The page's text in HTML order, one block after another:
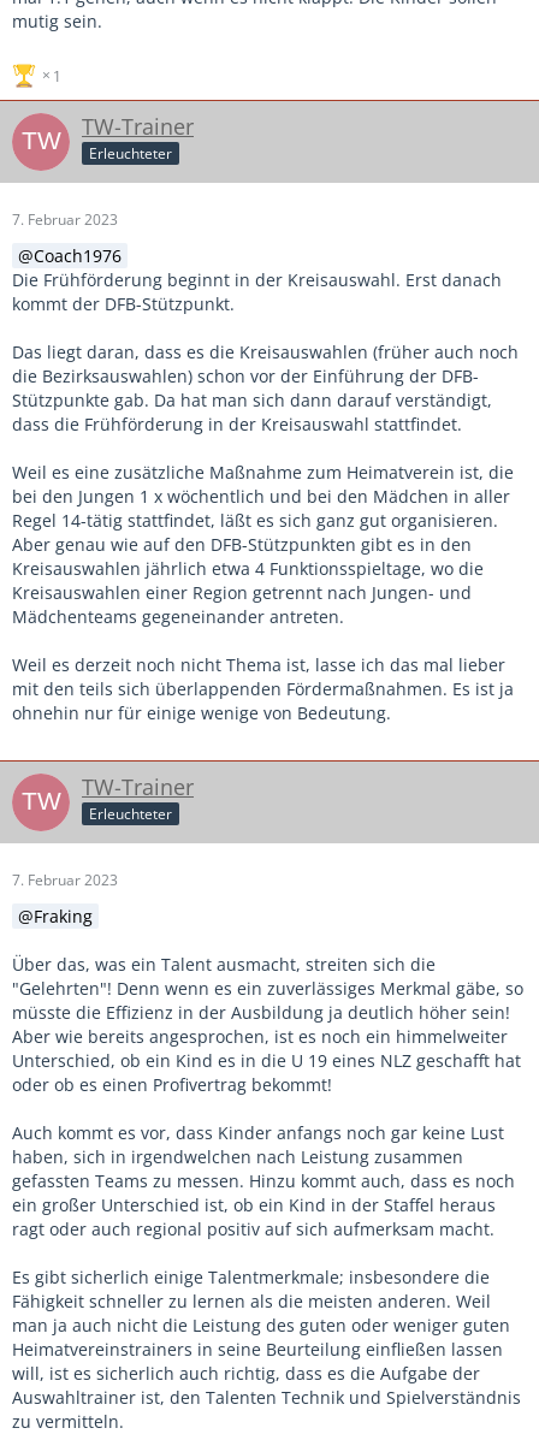
mutig sein.
1
TW-Trainer
Erleuchteter
7. Februar 2023
Coach1976
Die Frühförderung beginnt in der Kreisauswahl. Erst danach
kommt der DFB-Stützpunkt.
Das liegt daran, dass es die Kreisauswahlen (früher auch noch
die Bezirksauswahlen) schon vor der Einführung der DFB-
Stützpunkte gab. Da hat man sich dann darauf verständigt,
dass die Frühförderung in der Kreisauswahl stattfindet.
Weil es eine zusätzliche Maßnahme zum Heimatverein ist, die
bei den Jungen 1 x wöchentlich und bei den Mädchen in aller
Regel 14-tätig stattfindet, läßt es sich ganz gut organisieren.
Aber genau wie auf den DFB-Stützpunkten gibt es in den
Kreisauswahlen jährlich etwa 4 Funktionsspieltage, wo die
Kreisauswahlen einer Region getrennt nach Jungen- und
Mädchenteams gegeneinander antreten.
Weil es derzeit noch nicht Thema ist, lasse ich das mal lieber
mit den teils sich überlappenden Fördermaßnahmen. Es ist ja
ohnehin nur für einige wenige von Bedeutung.
TW-Trainer
Erleuchteter
7. Februar 2023
Fraking
Über das, was ein Talent ausmacht, streiten sich die
"Gelehrten"! Denn wenn es ein zuverlässiges Merkmal gäbe, so
müsste die Effizienz in der Ausbildung ja deutlich höher sein!
Aber wie bereits angesprochen, ist es noch ein himmelweiter
Unterschied, ob ein Kind es in die U 19 eines NLZ geschafft hat
oder ob es einen Profivertrag bekommt!
Auch kommt es vor, dass Kinder anfangs noch gar keine Lust
haben, sich in irgendwelchen nach Leistung zusammen
gefassten Teams zu messen. Hinzu kommt auch, dass es noch
ein großer Unterschied ist, ob ein Kind in der Staffel heraus
ragt oder auch regional positiv auf sich aufmerksam macht.
Es gibt sicherlich einige Talentmerkmale; insbesondere die
Fähigkeit schneller zu lernen als die meisten anderen. Weil
man ja auch nicht die Leistung des guten oder weniger guten
Heimatvereinstrainers in seine Beurteilung einfließen lassen
will, ist es sicherlich auch richtig, dass es die Aufgabe der
Auswahltrainer ist, den Talenten Technik und Spielverständnis
zu vermitteln.